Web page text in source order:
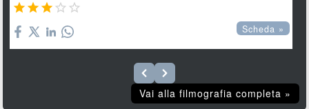
    
Scheda »
Vai alla filmografia completa »